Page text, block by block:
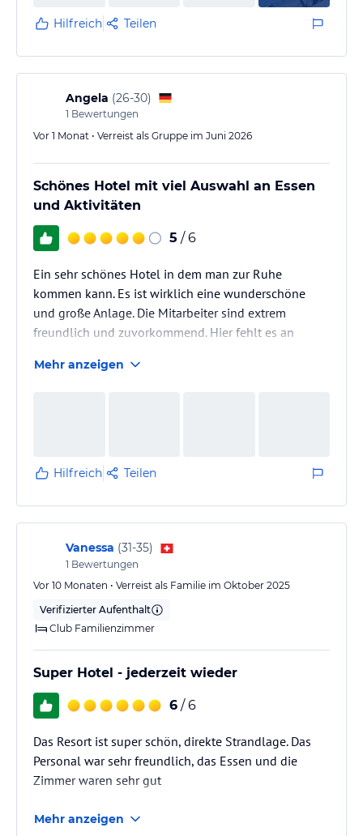
Hilfreich Teilen
Angela (26-30)
1 Bewertungen
Vor 1 Monat • Verreist als Gruppe im Juni 2026
Schönes Hotel mit viel Auswahl an Essen
und Aktivitäten
5 / 6
Ein sehr schönes Hotel in dem man zur Ruhe
kommen kann. Es ist wirklich eine wunderschöne
und große Anlage. Die Mitarbeiter sind extrem
freundlich und zuvorkommend. Hier fehlt es an
werden in einem wunderschönen Restaurant
anders wie man es kennt. Hier sollte eventuell eine…
Mehr anzeigen
Hilfreich Teilen
Vanessa (31-35)
1 Bewertungen
Vor 10 Monaten • Verreist als Familie im Oktober 2025
Verifizierter Aufenthalt
Club Familienzimmer
Super Hotel - jederzeit wieder
6 / 6
Das Resort ist super schön, direkte Strandlage. Das
Personal war sehr freundlich, das Essen und die
Zimmer waren sehr gut
Mehr anzeigen